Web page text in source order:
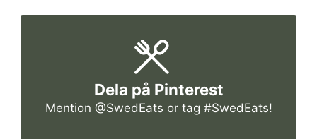
Dela på Pinterest
Mention @SwedEats or tag #SwedEats!